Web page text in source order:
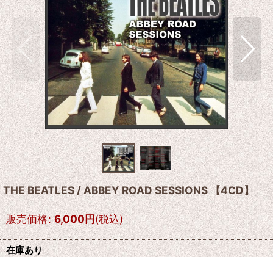
THE BEATLES / ABBEY ROAD SESSIONS 【4CD】
販売価格: 6,000円(税込)
在庫あり